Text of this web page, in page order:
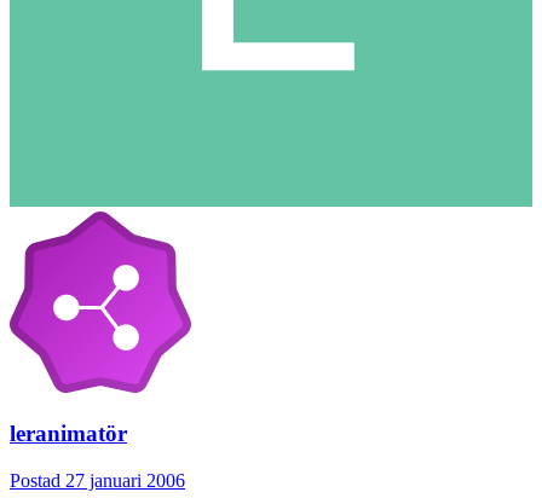
leranimatör
Postad 27 januari 2006